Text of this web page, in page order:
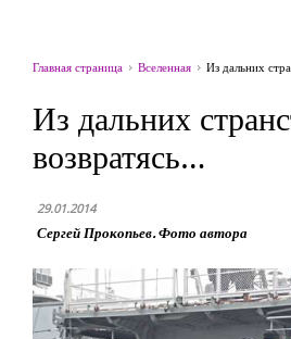
Главная страница Вселенная Из дальних
Из дальних
возвратясь…
29.01.2014
Сергей Прокопьев. Фото автора